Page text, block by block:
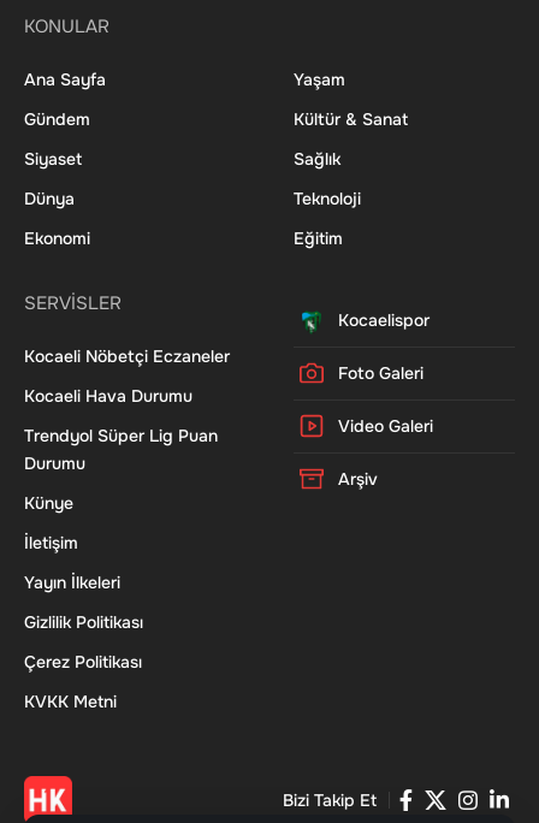
KONULAR
Ana Sayfa
Gündem
Siyaset
Dünya
Ekonomi
Yaşam
Kültür & Sanat
Sağlık
Teknoloji
Eğitim
SERVİSLER
Kocaeli Nöbetçi Eczaneler
Kocaeli Hava Durumu
Trendyol Süper Lig Puan
Durumu
Künye
İletişim
Yayın İlkeleri
Gizlilik Politikası
Çerez Politikası
KVKK Metni
Kocaelispor
Foto Galeri
Video Galeri
Arşiv
Bizi Takip Et